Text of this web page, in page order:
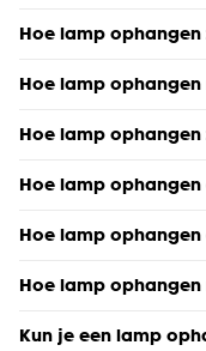
Hoe lamp ophangen
Hoe lamp ophangen
Hoe lamp ophangen
Hoe lamp
Hoe lamp ophangen
Hoe lamp
Kun je een lamp